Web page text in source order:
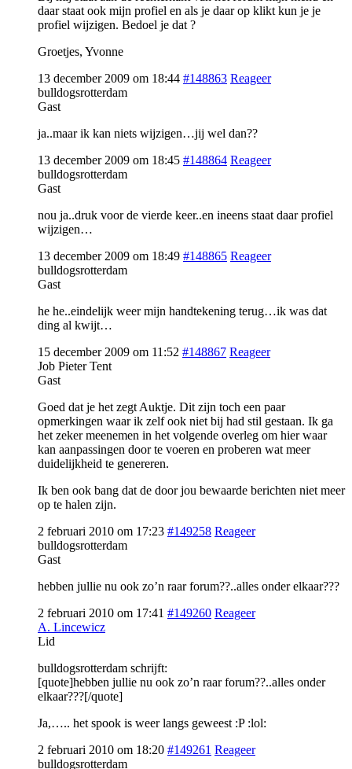
daar staat ook mijn profiel en als je daar op klikt kun je je
profiel wijzigen. Bedoel je dat ?
Groetjes, Yvonne
13 december 2009 om 18:44 #148863 Reageer
bulldogsrotterdam
Gast
ja..maar ik kan niets wijzigen…jij wel dan??
13 december 2009 om 18:45 #148864 Reageer
bulldogsrotterdam
Gast
nou ja..druk voor de vierde keer..en ineens staat daar profiel
wijzigen…
13 december 2009 om 18:49 #148865 Reageer
bulldogsrotterdam
Gast
he he..eindelijk weer mijn handtekening terug…ik was dat
ding al kwijt…
15 december 2009 om 11:52 #148867 Reageer
Job Pieter Tent
Gast
Goed dat je het zegt Auktje. Dit zijn toch een paar
opmerkingen waar ik zelf ook niet bij had stil gestaan. Ik ga
het zeker meenemen in het volgende overleg om hier waar
kan aanpassingen door te voeren en proberen wat meer
duidelijkheid te genereren.
Ik ben ook bang dat de door jou bewaarde berichten niet meer
op te halen zijn.
2 februari 2010 om 17:23 #149258 Reageer
bulldogsrotterdam
Gast
hebben jullie nu ook zo’n raar forum??..alles onder elkaar???
2 februari 2010 om 17:41 #149260 Reageer
A. Lincewicz
Lid
bulldogsrotterdam schrijft:
[quote]hebben jullie nu ook zo’n raar forum??..alles onder
elkaar???[/quote]
Ja,….. het spook is weer langs geweest :P :lol:
2 februari 2010 om 18:20 #149261 Reageer
bulldogsrotterdam